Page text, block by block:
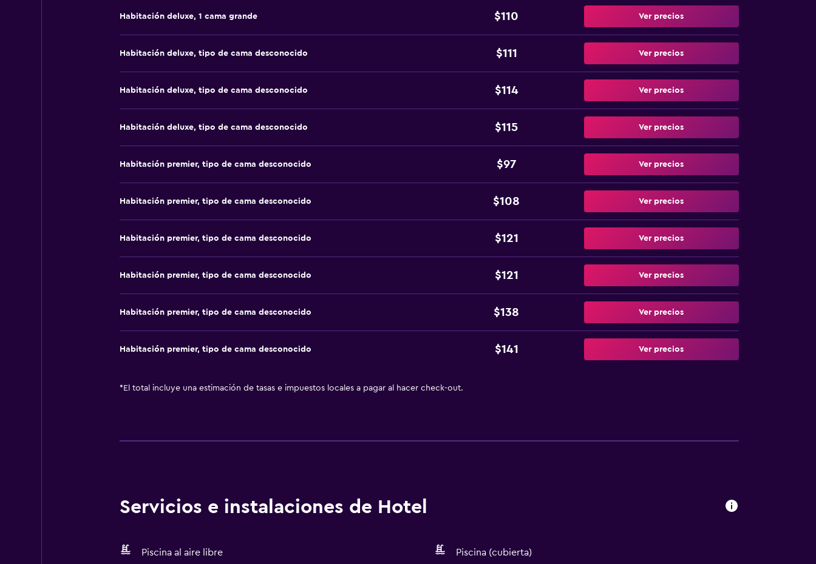
Habitación deluxe, 1 cama grande $110 Ver precios
Habitación deluxe, tipo de cama desconocido $111 Ver precios
Habitación deluxe, tipo de cama desconocido $114 Ver precios
Habitación deluxe, tipo de cama desconocido $115 Ver precios
Habitación premier, tipo de cama desconocido $97 Ver precios
Habitación premier, tipo de cama desconocido $108 Ver precios
Habitación premier, tipo de cama desconocido $121 Ver precios
Habitación premier, tipo de cama desconocido $121 Ver precios
Habitación premier, tipo de cama desconocido $138 Ver precios
Habitación premier, tipo de cama desconocido $141 Ver precios
* El total incluye una estimación de tasas e impuestos locales a pagar al hacer check-out.
Servicios e instalaciones de Hotel
Piscina al aire libre Piscina (cubierta)